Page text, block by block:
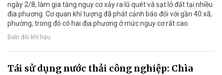
ngày 2/8, làm gia tăng nguy cơ xảy ra lũ quét và sạt lở đất tại nhiều
địa phương. Cơ quan khí tượng đã phát cảnh báo đối với gần 40 xã,
phường, trong đó có hai địa phương ở mức nguy cơ rất cao.
Biến đổi khí hậu
Tái sử dụng nước thải công nghiệp: Chìa